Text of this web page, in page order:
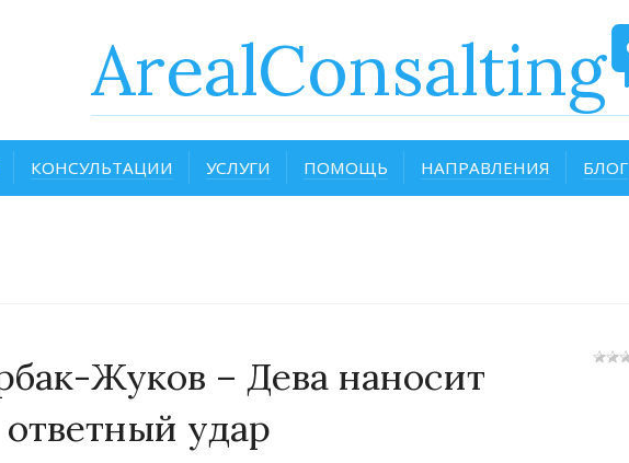
ArealConsalting
КОНСУЛЬТАЦИИ УСЛУГИ ПОМОЩЬ НАПРАВЛЕНИЯ БЛОГ
Жуков – Дева наносит
ответный удар